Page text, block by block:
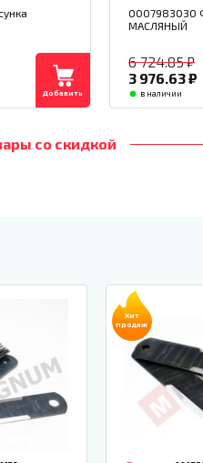
Добавить
0007983030
МАСЛЯНЫЙ
6 724.85₽
3 976.63₽
в наличии
со скидкой
Хит
продаж